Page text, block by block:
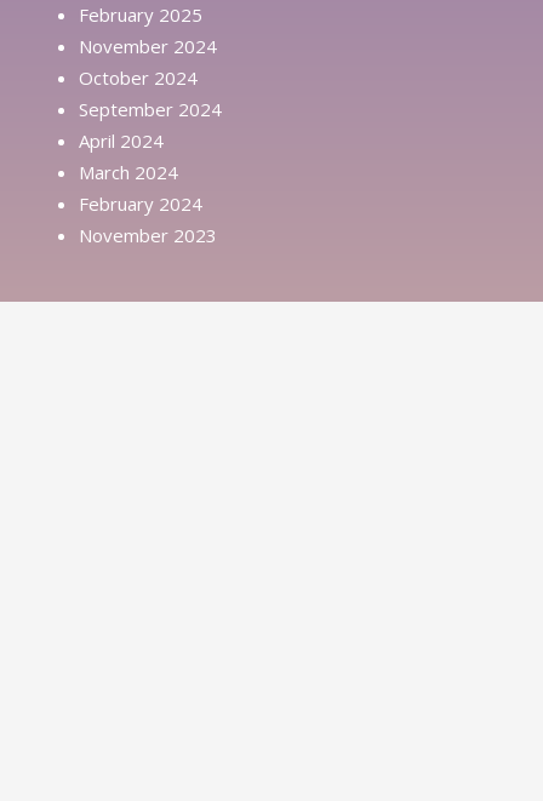
February 2025
November 2024
October 2024
September 2024
April 2024
March 2024
February 2024
November 2023